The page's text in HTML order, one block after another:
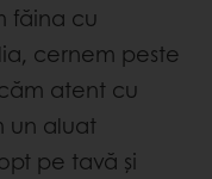
făina cu
cernem peste
atent cu
un aluat
pe tavă şi